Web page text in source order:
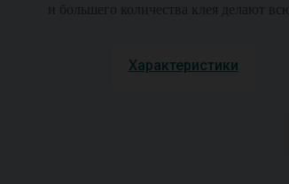
и большего количества клея делают
Характеристики